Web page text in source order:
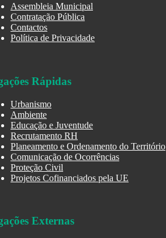
Assembleia Municipal
Contratação Pública
Contactos
Política de Privacidade
Rápidas
Urbanismo
Ambiente
Educação e Juventude
Recrutamento RH
Planeamento e Ordenamento do Território
Comunicação de Ocorrências
Proteção Civil
Projetos Cofinanciados pela UE
Externas